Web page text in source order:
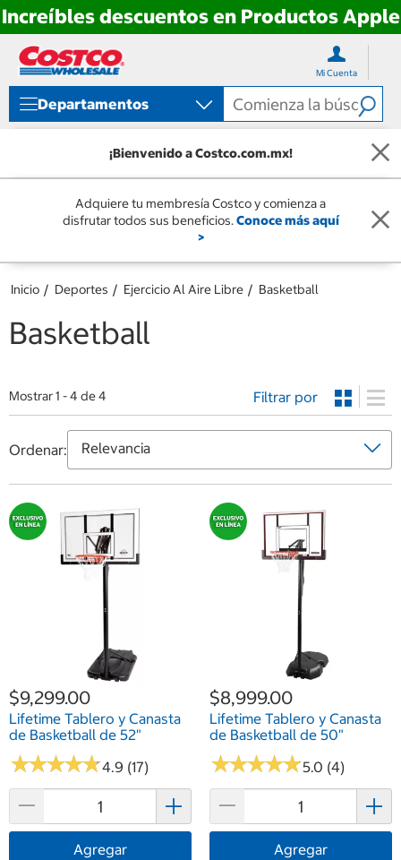
Increíbles descuentos en Productos Apple
directo
contenido
directo
menú
navegación
Mi Cuenta
Departamentos
¡Bienvenido a Costco.com.mx!
Adquiere tu membresía Costco y comienza a
disfrutar todos sus beneficios.Conoce más aquí
>
Inicio Deportes Ejercicio Al Aire Libre Basketball
Basketball
Mostrar 1 - 4 de 4 Filtrar por
Ordenar:
$9,299.00
Lifetime Tablero y Canasta
de Basketball de 52"
★★★★★
★★★★★4.9 (17)
Agregar
$8,999.00
Lifetime Tablero y Canasta
de Basketball de 50"
★★★★★
★★★★★5.0 (4)
Agregar